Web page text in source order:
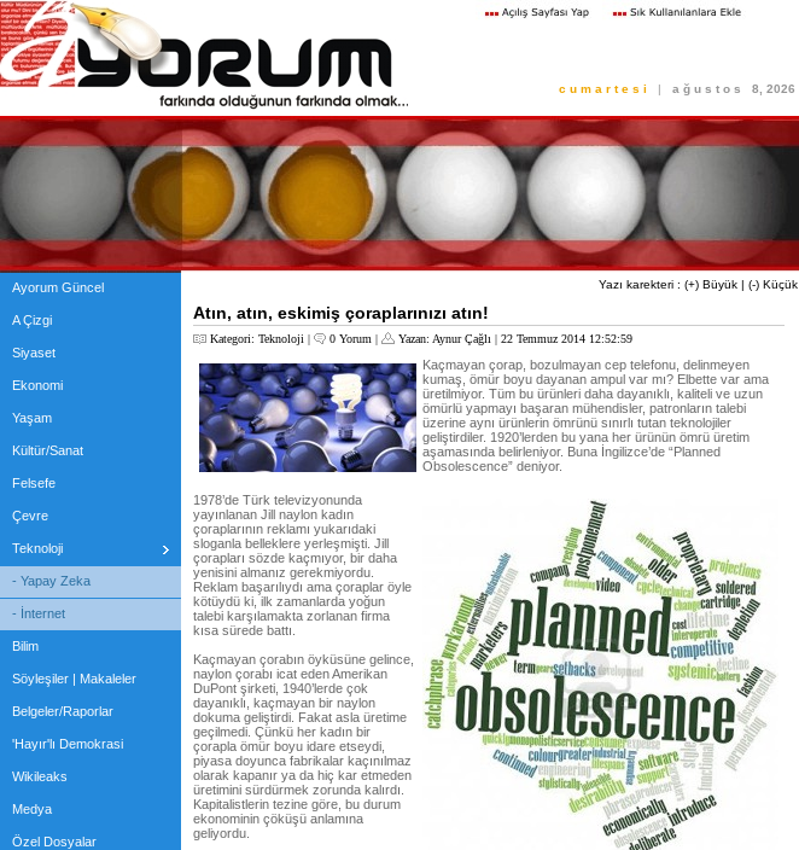
c u m a r t e s i | a ğ u s t o s 8, 2026
Ayorum Güncel
A Çizgi
Siyaset
Ekonomi
Yaşam
Kültür/Sanat
Felsefe
Çevre
Teknoloji
- Yapay Zeka
- İnternet
Bilim
Söyleşiler | Makaleler
Belgeler/Raporlar
'Hayır'lı Demokrasi
Wikileaks
Medya
Özel Dosyalar
Yazı karekteri : (+) Büyük | (-) Küçük
Atın, atın, eskimiş çoraplarınızı atın!
Kategori: Teknoloji | 0 Yorum | Yazan: Aynur Çağlı | 22 Temmuz 2014 12:52:59
Kaçmayan çorap, bozulmayan cep telefonu, delinmeyen
kumaş, ömür boyu dayanan ampul var mı? Elbette var ama
üretilmiyor. Tüm bu ürünleri daha dayanıklı, kaliteli ve uzun
ömürlü yapmayı başaran mühendisler, patronların talebi
üzerine aynı ürünlerin ömrünü sınırlı tutan teknolojiler
geliştirdiler. 1920’lerden bu yana her ürünün ömrü üretim
aşamasında belirleniyor. Buna İngilizce’de “Planned
Obsolescence” deniyor.
1978’de Türk televizyonunda
yayınlanan Jill naylon kadın
çoraplarının reklamı yukarıdaki
sloganla belleklere yerleşmişti. Jill
çorapları sözde kaçmıyor, bir daha
yenisini almanız gerekmiyordu.
Reklam başarılıydı ama çoraplar öyle
kötüydü ki, ilk zamanlarda yoğun
talebi karşılamakta zorlanan firma
kısa sürede battı.
Kaçmayan çorabın öyküsüne gelince,
naylon çorabı icat eden Amerikan
DuPont şirketi, 1940’lerde çok
dayanıklı, kaçmayan bir naylon
dokuma geliştirdi. Fakat asla üretime
geçilmedi. Çünkü her kadın bir
çorapla ömür boyu idare etseydi,
piyasa doyunca fabrikalar kaçınılmaz
olarak kapanır ya da hiç kar etmeden
üretimini sürdürmek zorunda kalırdı.
Kapitalistlerin tezine göre, bu durum
ekonominin çöküşü anlamına
geliyordu.